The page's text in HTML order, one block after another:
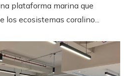
plataforma marina que
los ecosistemas coralino...